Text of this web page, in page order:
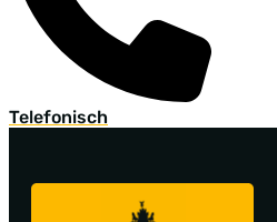
Telefonisch